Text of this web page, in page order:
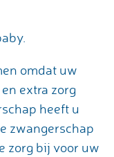
omdat uw
extra zorg
heeft u
zwangerschap
zorg bij voor uw